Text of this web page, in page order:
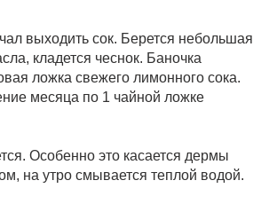
выходить сок. Берется небольшая
кладется чеснок. Баночка
ложка свежего лимонного сока.
месяца по 1 чайной ложке
Особенно это касается дермы
на утро смывается теплой водой.